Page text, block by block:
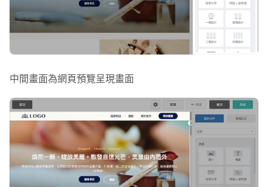
三、按鈕與分享
按鈕
四、Header & Menu
導覽列
中間畫面為網頁預覽呈現畫面